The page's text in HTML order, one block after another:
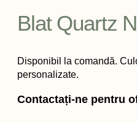
Blat Quartz
Disponibil la comandă.
personalizate.
Contactați-ne pentru